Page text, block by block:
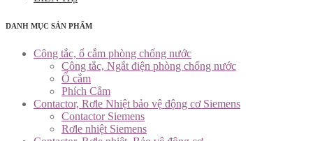
DANH MỤC SẢN PHẨM
Công tắc, ổ cắm phòng chống nước
Công tắc, Ngắt điện phòng chống nước
Ổ cắm
Phích Cắm
Contactor, Rơle Nhiệt bảo vệ động cơ Siemens
Contactor Siemens
Rơle nhiệt Siemens